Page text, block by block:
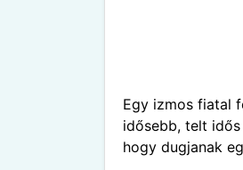
Egy izmos fiatal
idősebb, telt
hogy dugjanak